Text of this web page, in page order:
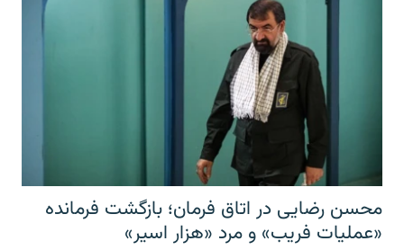
محسن رضایی در اتاق فرمان؛ بازگشت فرمانده
«عملیات فریب» و مرد «هزار اسیر»